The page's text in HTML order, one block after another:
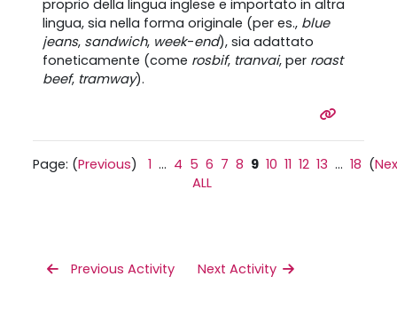
proprio della lingua inglese e importato in altra
lingua, sia nella forma originale (per es., blue
jeans, sandwich, week-end), sia adattato
foneticamente (come rosbif, tranvai, perroast
beef, tramway).
Page: (Previous)1 ... 4 5 6 7 8 9 10 11 12 13 ...18 (
ALL
Previous Activity Next Activity